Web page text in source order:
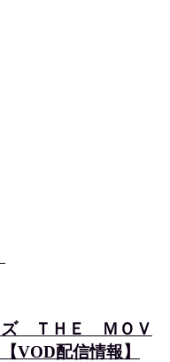
ズ ＴＨＥ ＭＯＶ
VOD配信情報】